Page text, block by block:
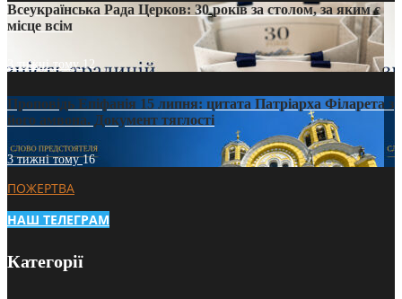
Всеукраїнська Рада Церков: 30 років за столом, за яким є
місце всім
3 тижні тому12
Проповідь Епіфанія 15 липня: цитата Патріарха Філарета з
його амвона. Документ тяглості
3 тижні тому16
ПОЖЕРТВА
НАШ ТЕЛЕГРАМ
Категорії